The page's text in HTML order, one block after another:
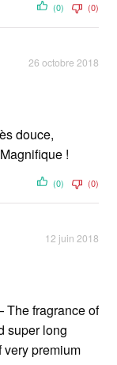
(0) (0)
26 octobre 2018
douce,
!
(0) (0)
12 juin 2018
fragrance of
super long
very premium